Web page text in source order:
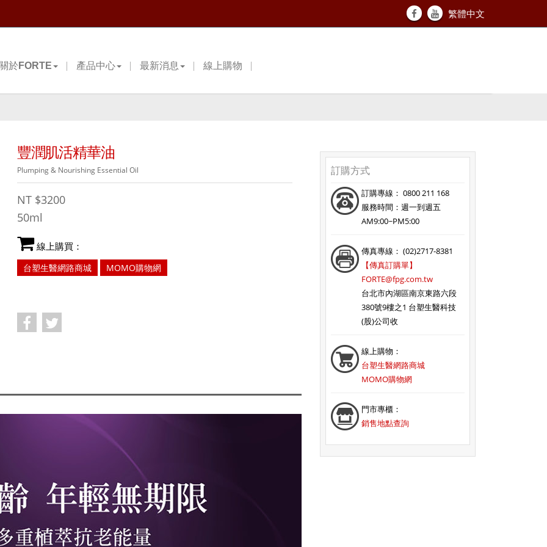
繁體中文
於FORTE 產品中心 最新消息 線上購物
豐潤肌活精華油
Plumping & Nourishing Essential Oil
NT $3200
50ml
線上購買：
台塑生醫網路商城 MOMO購物網
訂購方式
訂購專線： 0800 211 168
服務時間：週一到週五
AM9:00~PM5:00
傳真專線： (02)2717-8381
【傳真訂購單】
FORTE@fpg.com.tw
台北市內湖區南京東路六段
380號9樓之1 台塑生醫科技
(股)公司收
線上購物：
台塑生醫網路商城
MOMO購物網
門市專櫃：
銷售地點查詢